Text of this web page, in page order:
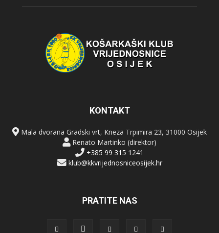
KONTAKT
Mala dvorana Gradski vrt, Kneza Trpimira 23, 31000 Osijek
Renato Martinko (direktor)
+385 99 315 1241
klub@kkvrijednosniceosijek.hr
PRATITE NAS